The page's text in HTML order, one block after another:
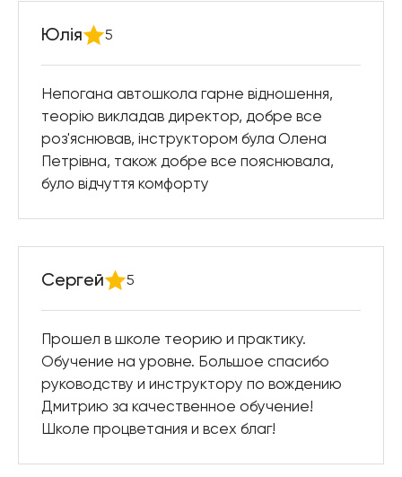
Юлія 5
Непогана автошкола гарне відношення,
теорію викладав директор, добре все
роз'яснював, інструктором була Олена
Петрівна, також добре все пояснювала,
було відчуття комфорту
Сергей 5
Прошел в школе теорию и практику.
Обучение на уровне. Большое спасибо
руководству и инструктору по вождению
Дмитрию за качественное обучение!
Школе процветания и всех благ!